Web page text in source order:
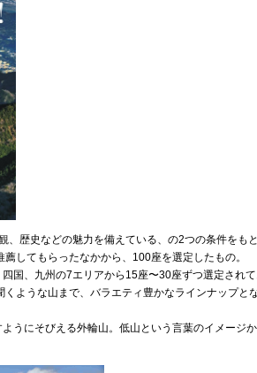
歴史などの魅力を備えている、の2つの条件をも
してもらったなかから、100座を選定したもの。
国、九州の7エリアから15座〜30座ずつ選定され
ような山まで、バラエティ豊かなラインナップと
うにそびえる外輪山。低山という言葉のイメージ